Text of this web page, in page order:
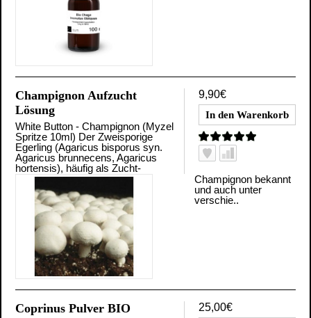
9,90€
Champignon Aufzucht
Lösung
White Button - Champignon (Myzel
Spritze 10ml) Der Zweisporige
Egerling (Agaricus bisporus syn.
Agaricus brunnecens, Agaricus
hortensis), häufig als Zucht-
Champignon bekannt
und auch unter
verschie..
25,00€
Coprinus Pulver BIO